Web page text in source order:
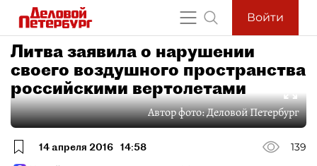
Войти
Литва заявила о нарушении
своего воздушного пространства
российскими вертолетами
Автор фото:Деловой Петербург
14 апреля 2016 14:58
139